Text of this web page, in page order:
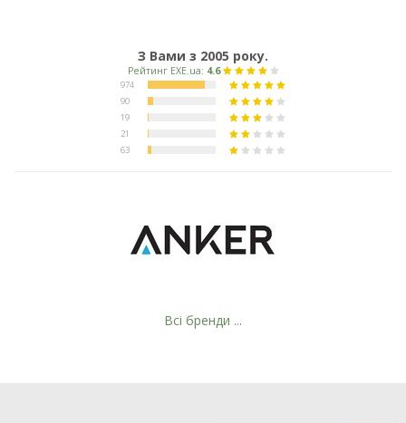
З Вами з 2005 року.
Всі бренди ...